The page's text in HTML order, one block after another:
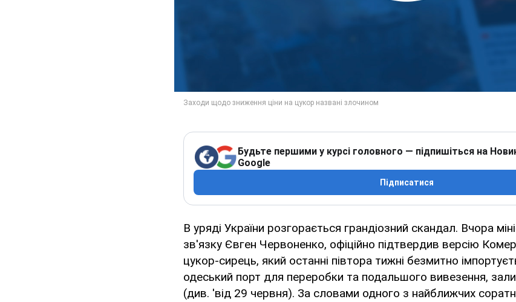
Будьте першими у курсі головного — підпишіться на
Google
Підписатися
В уряді України розгорається грандіозний скандал. Вчора
зв'язку Євген Червоненко, офіційно підтвердив версію
цукор-сирець, який останні півтора тижні безмитно
одеський порт для переробки та подальшого вивезення,
(див. 'від 29 червня). За словами одного з найближчих